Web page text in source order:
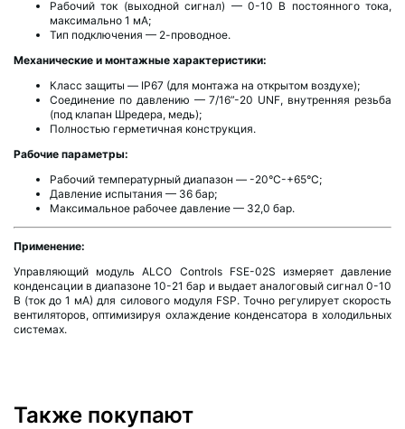
Рабочий ток (выходной сигнал) — 0-10 В постоянного тока,
максимально 1 мА;
Тип подключения — 2-проводное.
Механические и монтажные характеристики:
Класс защиты — IP67 (для монтажа на открытом воздухе);
Соединение по давлению — 7/16”-20 UNF, внутренняя резьба
(под клапан Шредера, медь);
Полностью герметичная конструкция.
Рабочие параметры:
Рабочий температурный диапазон — -20°C-+65°C;
Давление испытания — 36 бар;
Максимальное рабочее давление — 32,0 бар.
Применение:
Управляющий модуль ALCO Controls FSE-02S измеряет давление
конденсации в диапазоне 10-21 бар и выдает аналоговый сигнал 0-10
В (ток до 1 мА) для силового модуля FSP. Точно регулирует скорость
вентиляторов, оптимизируя охлаждение конденсатора в холодильных
системах.
Также покупают